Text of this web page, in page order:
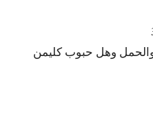
وهل حبوب كليمن